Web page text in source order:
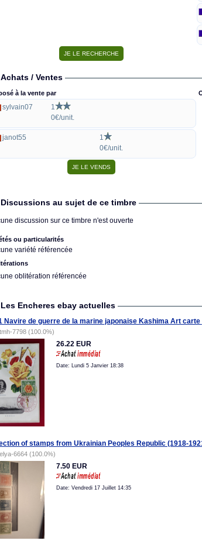
Achats / Ventes
à la vente par
sylvain07
1
0€/unit.
janot55
1
0€/unit.
Discussions au sujet de ce timbre
discussion sur ce timbre n'est ouverte
ou particularités
variété référencée
oblitération référencée
Les Encheres ebay actuelles
Navire de guerre de la marine japonaise Kashima Art
tmh-7798 (100.0%)
26.22 EUR
Date: Lundi 5 Janvier 18:38
of stamps from Ukrainian Peoples Republic (1918-
elya-6664 (100.0%)
7.50 EUR
Date: Vendredi 17 Juillet 14:35